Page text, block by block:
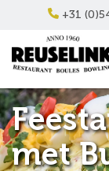
+31
met